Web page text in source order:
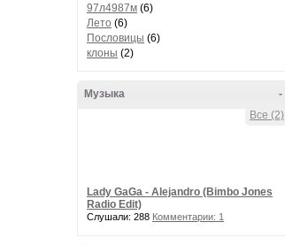
97л4987м (6)
Лето (6)
Пословицы (6)
клоны (2)
-
Музыка
Все (2)
Lady GaGa - Alejandro (Bimbo Jones
Radio Edit)
Слушали: 288 Комментарии: 1